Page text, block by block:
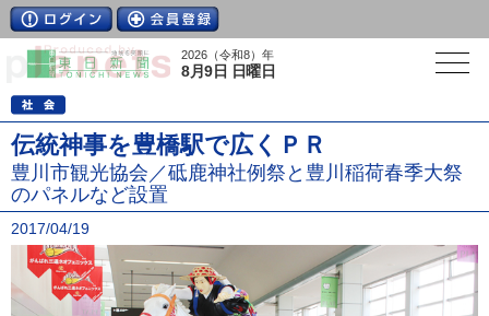
2026（令和8）年
8月9日 日曜日
伝統神事を豊橋駅で広くＰＲ
豊川市観光協会／砥鹿神社例祭と豊川稲荷春季大祭
のパネルなど設置
2017/04/19